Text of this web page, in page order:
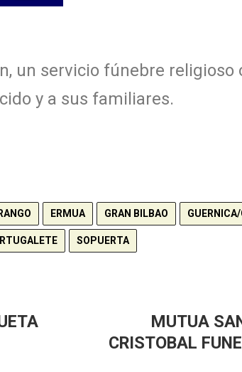
un servicio fúnebre religioso
y a sus familiares.
ERMUA GRAN BILBAO
SOPUERTA
MUTUA
CRISTOBAL